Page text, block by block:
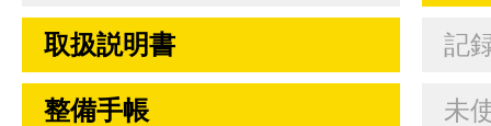
取扱説明書 記
整備手帳 未